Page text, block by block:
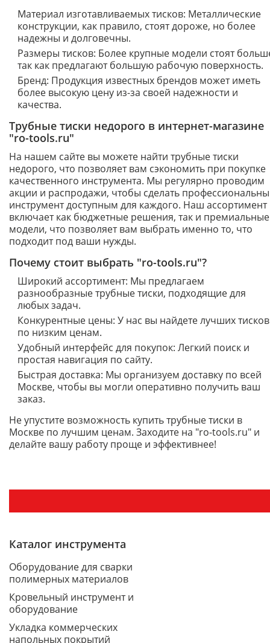
Материал изготавливаемых тисков: Металлические
конструкции, как правило, стоят дороже, но более
надежны и долговечны.
Размеры тисков: Более крупные модели стоят
так как предлагают большую рабочую поверхность.
Бренд: Продукция известных брендов может иметь
более высокую цену из-за своей надежности и
качества.
Трубные тиски недорого в интернет-магазине
"ro-tools.ru"
На нашем сайте вы можете найти трубные тиски
недорого, что позволяет вам сэкономить при покупке
качественного инструмента. Мы регулярно проводим
акции и распродажи, чтобы сделать
инструмент доступным для каждого. Наш ассортимент
включает как бюджетные решения, так и премиальные
модели, что позволяет вам выбрать именно то, что
подходит под ваши нужды.
Почему стоит выбрать "ro-tools.ru"?
Широкий ассортимент: Мы предлагаем
разнообразные трубные тиски, подходящие для
любых задач.
Конкурентные цены: У нас вы найдете лучших тисков
по низким ценам.
Удобный интерфейс для покупок: Легкий поиск и
простая навигация по сайту.
Быстрая доставка: Мы организуем доставку по всей
Москве, чтобы вы могли оперативно получить ваш
заказ.
Не упустите возможность купить трубные тиски в
Москве по лучшим ценам. Заходите на "ro-tools.ru" и
делайте вашу работу проще и эффективнее!
Каталог инструмента
Оборудование для сварки
полимерных материалов
Кровельный инструмент и
оборудование
Укладка коммерческих
напольных покрытий